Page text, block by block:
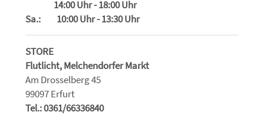
14:00 Uhr - 18:00 Uhr
Sa.: 10:00 Uhr - 13:30 Uhr
STORE
Flutlicht, Melchendorfer Markt
Am Drosselberg 45
99097 Erfurt
Tel.: 0361/66336840